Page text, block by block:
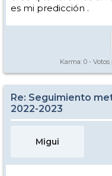
es mi predicción .
Karma: 0 - Votos
Re: Seguimiento
2022-2023
Migui